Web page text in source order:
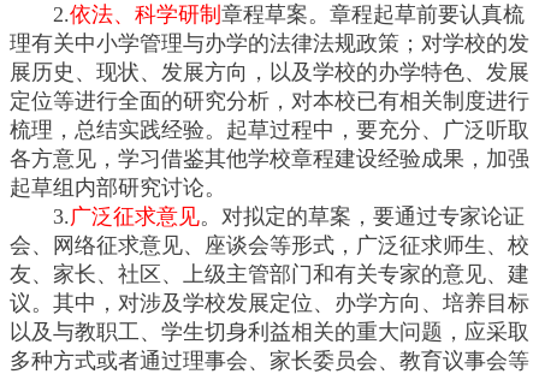
2.依法、科学研制 章程草案。章程起草前要认真梳
理有关中小学管理与办学的法律法规政策；对学校的发
展历史、现状、发展方向，以及学校的办学特色、发展
定位等进行全面的研究分析，对本校已有相关制度进行
梳理，总结实践经验。起草过程中，要充分、广泛听取
各方意见，学习借鉴其他学校章程建设经验成果，加强
起草组内部研究讨论。
3.广泛征求意见。对拟定的草案，要通过专家论证
会、网络征求意见、座谈会等形式，广泛征求师生、校
友、家长、社区、上级主管部门和有关专家的意见、建
议。其中，对涉及学校发展定位、办学方向、培养目标
以及与教职工、学生切身利益相关的重大问题，应采取
多种方式或者通过理事会、家长委员会、教育议事会等